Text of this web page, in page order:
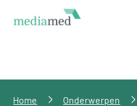
Home Onderwerpen